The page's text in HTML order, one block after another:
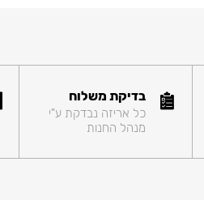
בדיקת משלוח
כל אריזה נבדקת ע"י
מנהל החנות